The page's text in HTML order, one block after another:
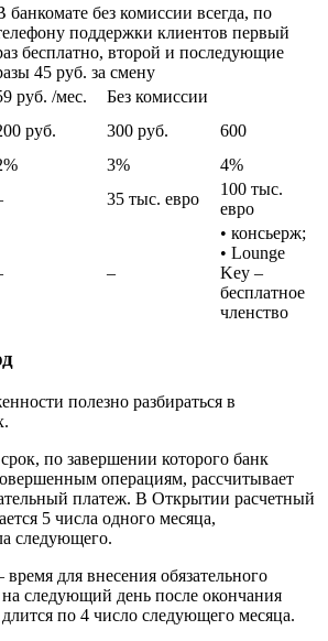
банкомате без комиссии всегда, по
поддержки клиентов первый
бесплатно, второй и последующие
45 руб. за смену
руб. /мес.
Без комиссии
руб. 300 руб.
600
3%
4%
35 тыс. евро
100 тыс.
евро
–
• консьерж;
• Lounge
Key –
бесплатное
членство
полезно разбираться в
по завершении которого банк
операциям, рассчитывает
платеж. В Открытии расчетный
5 числа одного месяца,
следующего.
для внесения обязательного
на следующий день после окончания
по 4 число следующего месяца.